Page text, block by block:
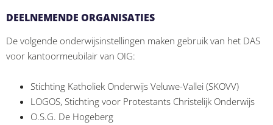
DEELNEMENDE ORGANISATIES
De volgende onderwijsinstellingen maken gebruik van het DAS
voor kantoormeubilair van OIG:
Stichting Katholiek Onderwijs Veluwe-Vallei (SKOVV)
LOGOS, Stichting voor Protestants Christelijk Onderwijs
O.S.G. De Hogeberg